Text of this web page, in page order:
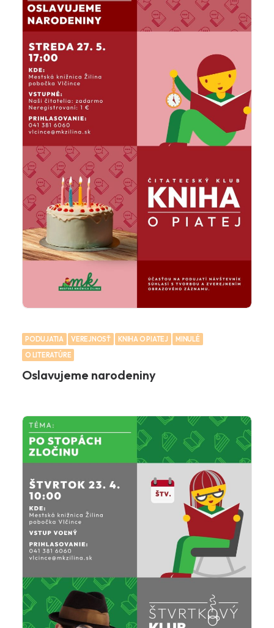
PODUJATIA VEREJNOSŤ KNIHA O PIATEJ
MINULÉ
O LITERATÚRE
Oslavujeme narodeniny